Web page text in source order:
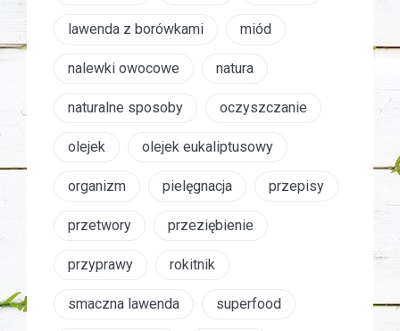
lawenda z borówkami miód
nalewki owocowe natura
naturalne sposoby oczyszczanie
olejek olejek eukaliptusowy
organizm pielęgnacja przepisy
przetwory przeziębienie
przyprawy rokitnik
smaczna lawenda superfood